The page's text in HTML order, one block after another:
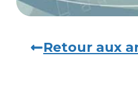
Retour aux